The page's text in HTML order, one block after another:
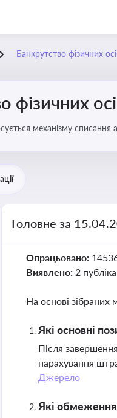
Банкрутство фізичних
фізичних
механізму списання
Головне за
Опрацьовано:
Виявлено: 2
На основі зібраних
Які основні
Після
нарахування
Джерело
Які обмеження